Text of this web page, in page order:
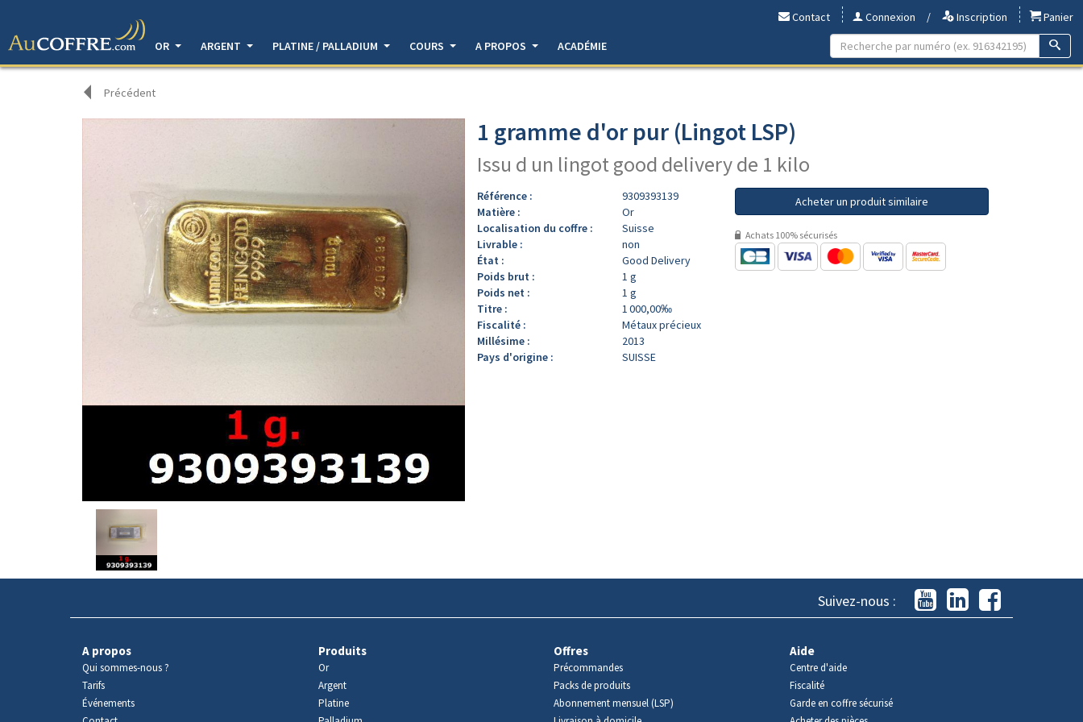
Contact Connexion / Inscription
Panier
OR
ARGENT PLATINE / PALLADIUM COURS A PROPOS ACADÉMIE
Précédent
Avers
produit
1 gramme d'or pur (Lingot LSP)
Issu d un lingot good delivery de 1 kilo
Référence :
9309393139
Matière :
Or
Localisation du coffre :
Suisse
Livrable :
non
État :
Good Delivery
Poids brut :
1 g
Poids net :
1 g
Titre :
1 000,00‰
Fiscalité :
Métaux précieux
Millésime :
2013
Pays d'origine :
SUISSE
Acheter un produit similaire
Achats 100% sécurisés
Suivez-nous :
A propos
Qui sommes-nous ?
Tarifs
Événements
Produits
Or
Argent
Platine
Offres
Précommandes
Packs de produits
Abonnement mensuel (LSP)
Aide
Centre d'aide
Fiscalité
Garde en coffre sécurisé